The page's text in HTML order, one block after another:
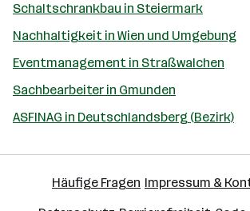
Schaltschrankbau in Steiermark
Nachhaltigkeit in Wien und Umgebung
Eventmanagement in Straßwalchen
Sachbearbeiter in Gmunden
ASFINAG in Deutschlandsberg (Bezirk)
Häufige Fragen Impressum &